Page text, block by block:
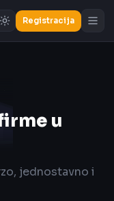
Registracija
u
jednostavno i